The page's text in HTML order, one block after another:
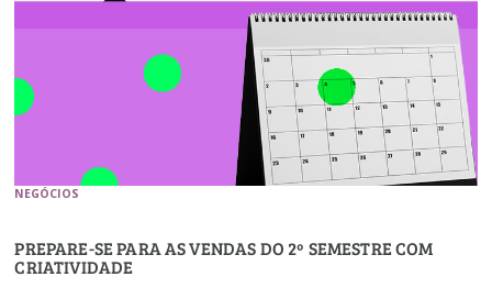
NEGÓCIOS
PREPARE-SE PARA AS VENDAS DO 2º SEMESTRE COM
CRIATIVIDADE